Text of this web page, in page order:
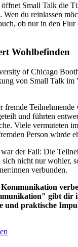
Small Talk die
Wen du reinlassen
ob nur in den
Wohlbefinden
of Chicago
von Small Talk im
fremde Teilnehmende
und führten
Viele vermuteten
Person würde
der Fall: Die
nicht nur wohler,
verbunden.
gibt dir
und praktische